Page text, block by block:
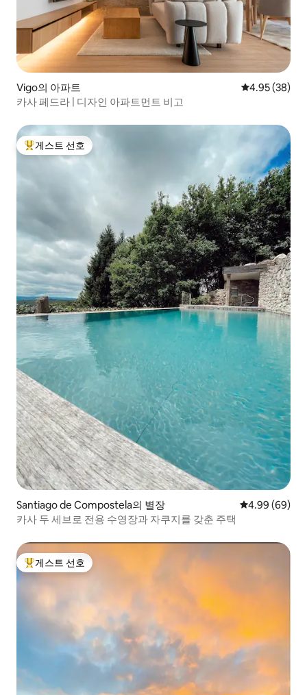
Vigo의 아파트 평점 4.95점(5
4.95 (38)
카사 페드라 | 디자인 아파트먼트 비고
상위 게스트 선호
게스트 선호
Santiago de Compostela의 별장 평점 4.99점(5
4.99 (69)
카사 두 세브로 전용 수영장과 자쿠지를 갖춘 주택
상위 게스트 선호
게스트 선호